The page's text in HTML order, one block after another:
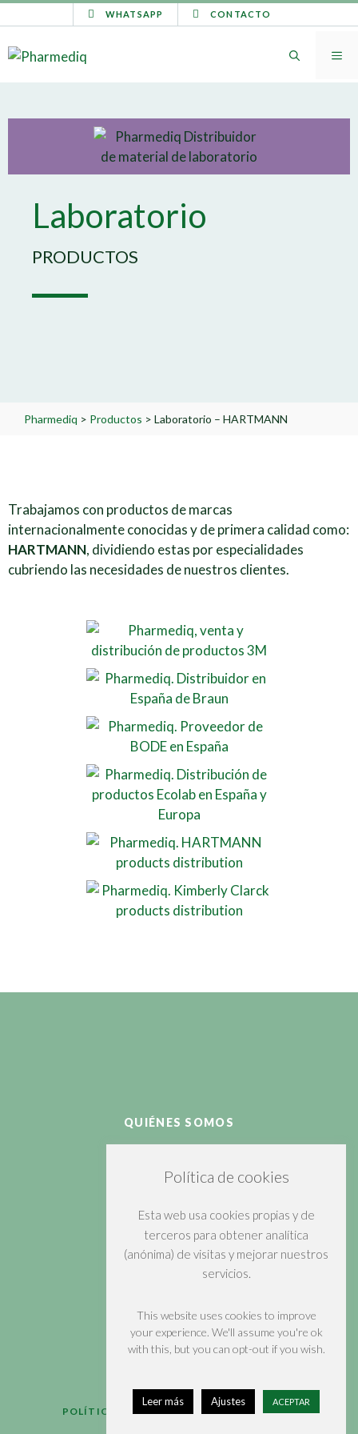
WHATSAPP CONTACTO
Laboratorio
PRODUCTOS
Pharmediq > Productos > Laboratorio – HARTMANN
Trabajamos con productos de marcas
internacionalmente conocidas y de primera calidad como:
HARTMANN, dividiendo estas por especialidades
cubriendo las necesidades de nuestros clientes.
QUIÉNES SOMOS
EQUIPO
LINKEDIN
POLÍTICA DE PRIVACIDAD
AVISO LEGAL
Política de cookies
Esta web usa cookies propias y de
terceros para obtener analítica
(anónima) de visitas y mejorar nuestros
servicios.
This website uses cookies to improve
your experience. We'll assume you're ok
with this, but you can opt-out if you wish.
Leer más Ajustes ACEPTAR